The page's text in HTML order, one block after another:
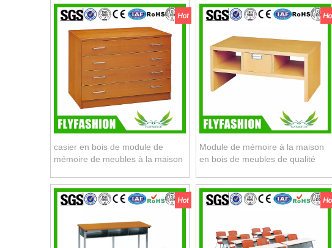
casier en bois de module de
mémoire de meubles à la maison
Module de mémoire à la maison
en bois de meubles de qualité